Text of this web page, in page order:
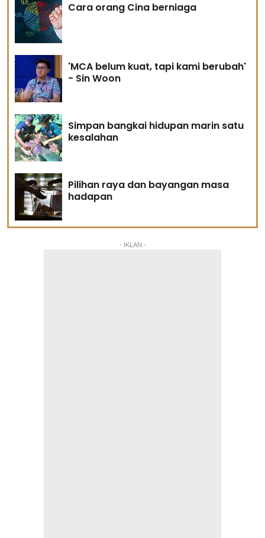
Cara orang Cina berniaga
'MCA belum kuat, tapi kami berubah'
- Sin Woon
Simpan bangkai hidupan marin satu
kesalahan
Pilihan raya dan bayangan masa
hadapan
- IKLAN -